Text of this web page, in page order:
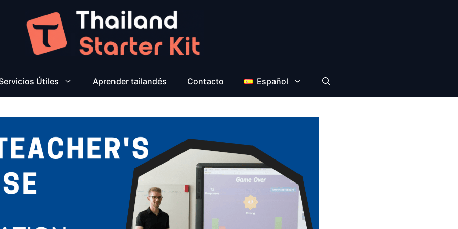
Útiles Aprender tailandés Contacto Español